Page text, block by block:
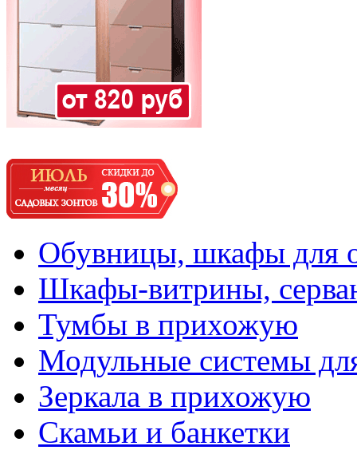
Обувницы, шкафы для
Шкафы-витрины,
Тумбы в прихожую
Модульные системы
Зеркала в прихожую
Скамьи и банкетки